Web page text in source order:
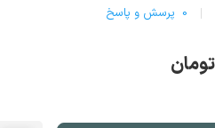
0 پرسش و پاسخ